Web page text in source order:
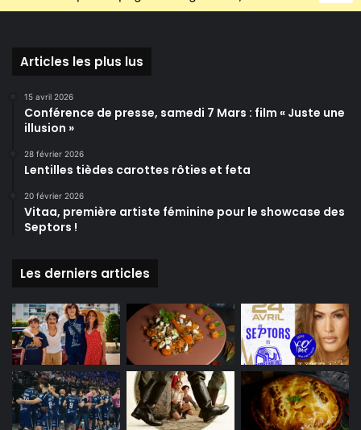
Articles les plus lus
15 avril 2026
Conférence de presse, samedi 7 Mars : film « Juste une
illusion »
28 février 2026
Lentilles tièdes carottes rôties et feta
20 février 2026
Vitaa, première artiste féminine pour le showcase des
Septors !
Les derniers articles